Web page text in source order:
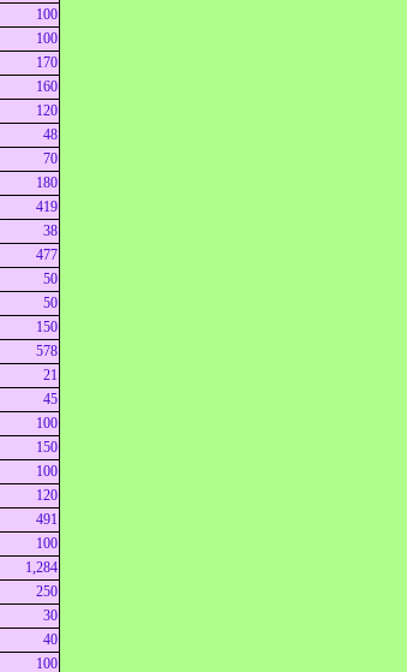
100
100
170
160
120
48
70
180
419
38
477
50
50
150
578
21
45
100
150
100
120
491
100
1,284
250
30
40
100